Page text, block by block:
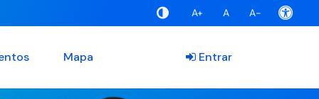
A+ A A-
Mapa Entrar